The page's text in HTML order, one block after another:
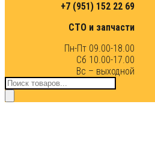
+7 (951) 152 22 69
СТО и запчасти
Пн-Пт 09.00-18.00
Сб 10.00-17.00
Вс – выходной
Поиск
товаров